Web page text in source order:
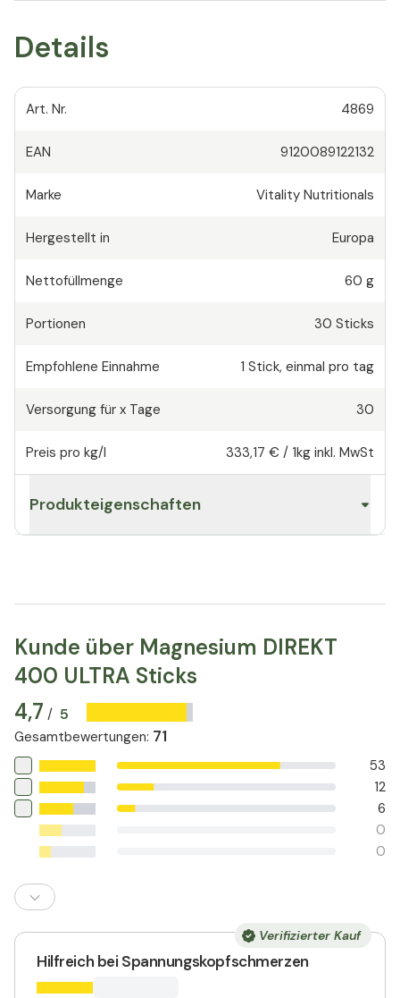
Details
Art. Nr. 4869
EAN 9120089122132
Marke Vitality Nutritionals
Hergestellt in Europa
Nettofüllmenge 60 g
Portionen 30 Sticks
Empfohlene Einnahme 1 Stick, einmal pro tag
Versorgung für x Tage 30
Preis pro kg/l 333,17 € / 1kg inkl. MwSt
Produkteigenschaften
Kunde über Magnesium DIREKT
400 ULTRA Sticks
4,7 / 5
Gesamtbewertungen: 71
53
12
6
0
0
Verifizierter Kauf
Hilfreich bei Spannungskopfschmerzen